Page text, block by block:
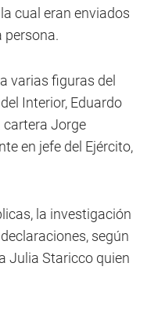
cual eran enviados
persona.
varias figuras del
Interior, Eduardo
cartera Jorge
en jefe del Ejército,
la investigación
según
Julia Staricco quien